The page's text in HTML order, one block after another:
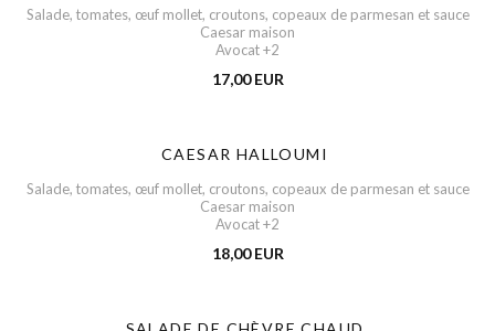
Salade, tomates, œuf mollet, croutons, copeaux de parmesan et sauce
Caesar maison
Avocat +2
17,00 EUR
CAESAR HALLOUMI
Salade, tomates, œuf mollet, croutons, copeaux de parmesan et sauce
Caesar maison
Avocat +2
18,00 EUR